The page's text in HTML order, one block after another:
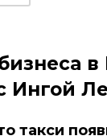
Ингой
такси